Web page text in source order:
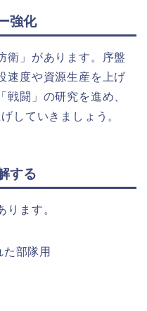
強化
衛」があります。序盤
速度や資源生産を上げ
戦闘」の研究を進め、
していきましょう。
する
ります。
た部隊用